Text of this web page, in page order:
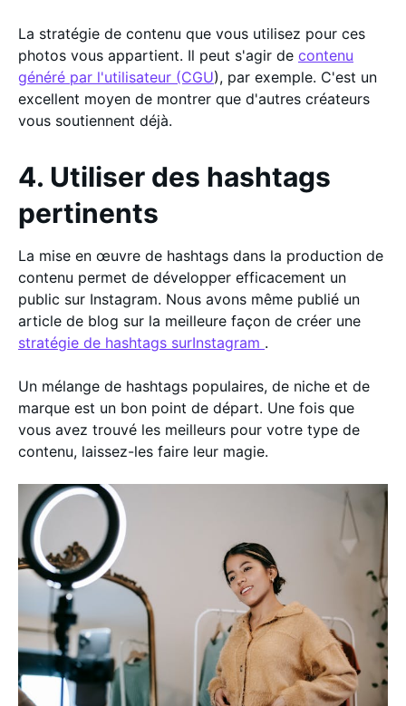
La stratégie de contenu que vous utilisez pour ces
photos vous appartient. Il peut s'agir de contenu
généré par l'utilisateur (CGU), par exemple. C'est un
excellent moyen de montrer que d'autres créateurs
vous soutiennent déjà.
4. Utiliser des hashtags
pertinents
La mise en œuvre de hashtags dans la production de
contenu permet de développer efficacement un
public sur Instagram. Nous avons même publié un
article de blog sur la meilleure façon de créer une
stratégie de hashtags surInstagram .
Un mélange de hashtags populaires, de niche et de
marque est un bon point de départ. Une fois que
vous avez trouvé les meilleurs pour votre type de
contenu, laissez-les faire leur magie.